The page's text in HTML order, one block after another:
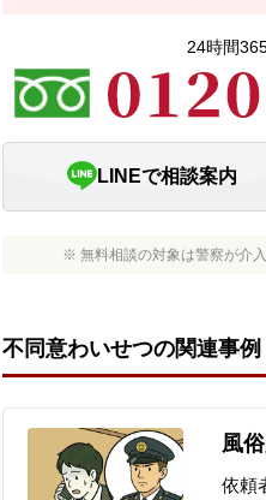
24時間
LINEで相談案内
※ 無料相談の対象は警察が介
不同意わいせつの関連事例
風
依頼